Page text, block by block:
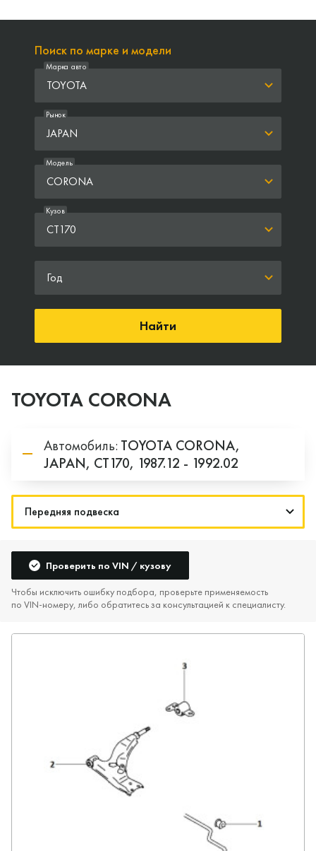
Поиск по марке и модели
TOYOTA
Марка авто
JAPAN
Рынок
CORONA
Модель
CT170
Кузов
Год
Найти
TOYOTA CORONA
Автомобиль: TOYOTA CORONA,
JAPAN, CT170, 1987.12 - 1992.02
Проверить по VIN / кузову
Чтобы исключить ошибку подбора, проверьте применяемость
по VIN‑номеру, либо обратитесь за консультацией к специалисту.